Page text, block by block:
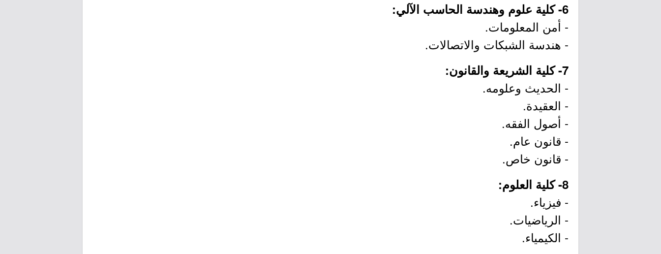
6- كلية علوم وهندسة الحاسب الآلي:
- أمن المعلومات.
- هندسة الشبكات والاتصالات.
7- كلية الشريعة والقانون:
- الحديث وعلومه.
- العقيدة.
- أصول الفقه.
- قانون عام.
- قانون خاص.
8- كلية العلوم:
- فيزياء.
- الرياضيات.
- الكيمياء.